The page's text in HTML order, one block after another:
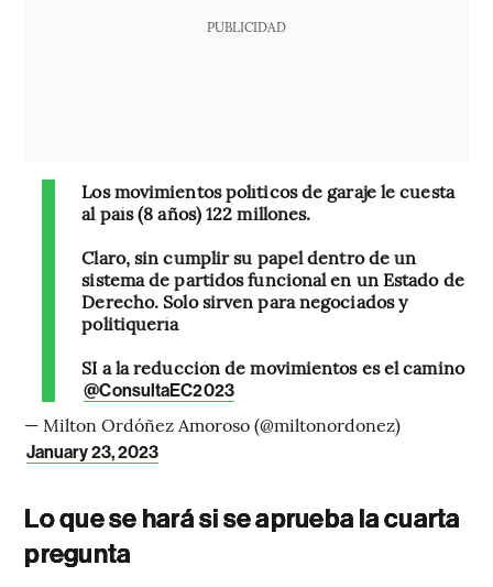
PUBLICIDAD
Los movimientos políticos de garaje le cuesta
al país (8 años) 122 millones.
Claro, sin cumplir su papel dentro de un
sistema de partidos funcional en un Estado de
Derecho. Solo sirven para negociados y
politiquería
SI a la reducción de movimientos es el camino
@ConsultaEC2023
— Milton Ordóñez Amoroso (@miltonordonez)
January 23, 2023
Lo que se hará si se aprueba la cuarta
pregunta